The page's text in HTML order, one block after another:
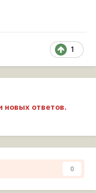
1
новых ответов.
0